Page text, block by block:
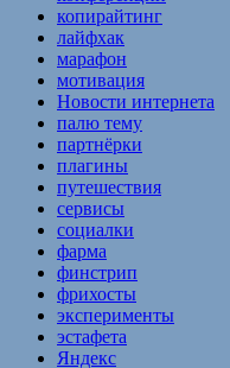
копирайтинг
лайфхак
марафон
мотивация
Новости интернета
палю тему
партнёрки
плагины
путешествия
сервисы
социалки
фарма
финстрип
фрихосты
эксперименты
эстафета
Яндекс